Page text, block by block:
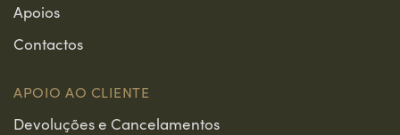
Apoios
Contactos
APOIO AO CLIENTE
Devoluções e Cancelamentos